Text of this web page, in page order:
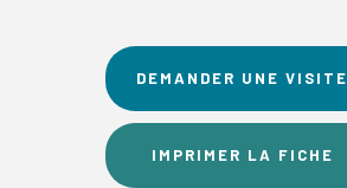
DEMANDER UNE VISITE
IMPRIMER LA FICHE